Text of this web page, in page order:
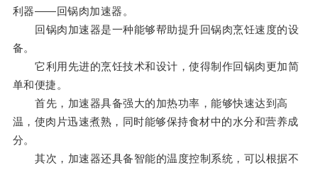
利器——回锅肉加速器。
回锅肉加速器是一种能够帮助提升回锅肉烹饪速度的设
备。
它利用先进的烹饪技术和设计，使得制作回锅肉更加简
单和便捷。
首先，加速器具备强大的加热功率，能够快速达到高
温，使肉片迅速煮熟，同时能够保持食材中的水分和营养成
分。
其次，加速器还具备智能的温度控制系统，可以根据不